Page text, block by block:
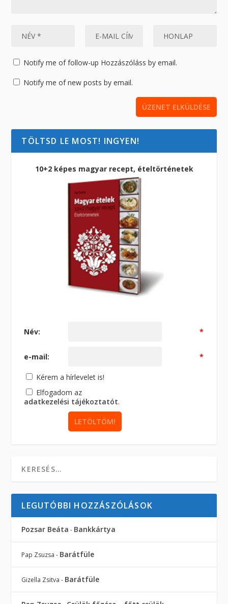
Notify me of follow-up Hozzászóláss by email.
Notify me of new posts by email.
TÖLTSD LE MOST! INGYEN!
10+2 képes magyar recept, ételtörténetek
Név: *
e-mail: *
Kérem a hírlevelet is!
Elfogadom az
adatkezelési tájékoztatót.
LEGUTÓBBI HOZZÁSZÓLÁSOK
Pozsar Beáta - Bankkártya
Pap Zsuzsa - Barátfüle
Gizella Zsitva - Barátfüle